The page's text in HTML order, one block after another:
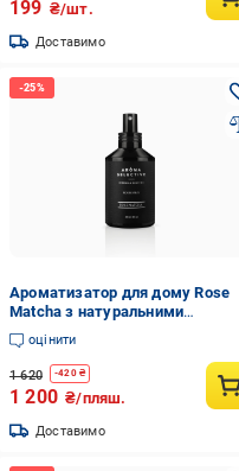
199 ₴/шт.
Доставимо
Ароматизатор для дому Rose
Matcha з натуральними
ефірними оліями 200 мл (30160)
оцінити
1 620 -420₴
1 200 ₴/пляш.
Доставимо